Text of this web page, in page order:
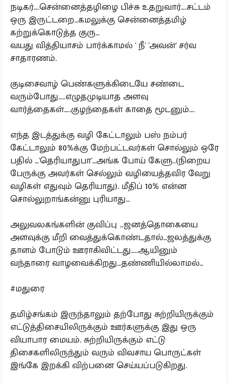
நடிகர்….சென்னைத்தழிழை பிச்சு உதறுவார்….சட்டம்
ஒரு இருட்டறை…கமலுக்கு சென்னைத்தமிழ்
கற்றுக்கொடுத்த குரு…
வயது வித்தியாசம் பார்க்காமல் ' நீ' 'அவன்' சர்வ
சாதாரணம்.
குடிசைவாழ் பெண்களுக்கிடையே சண்டை
வரும்போது…..எழுதமுடியாத அளவு
வார்த்தைகள்…..குழந்தைகள் காதை மூடனும்….
எந்த இடத்துக்கு வழி கேட்டாலும் பஸ் நம்பர்
கேட்டாலும் 80%க்கு மேற்பட்டவர்கள் சொல்லும் ஒரே
பதில் …'தெரியாதுபா'…அங்க போய் கேளு..(நிறைய
பேருக்கு அவர்கள் செல்லும் வழியைத்தவிர வேறு
வழிகள் எதுவும் தெரியாது). மீதிப் 10% என்ன
சொல்லுறாங்கன்னு புரியாது…
அலுவலகங்களின் குவிப்பு …ஜனத்தொகையை
அளவுக்கு மீறி வைத்துக்கொண்டதால்…ஜலத்துக்கு
தாளம் போடும் ஊராகிவிட்டது…..ஆயினும்
வந்தாரை வாழவைக்கிறது…தண்ணியில்லாமல்…
#மதுரை
தமிழ்சங்கம் இருந்தாலும் தற்போது சுற்றியிருக்கும்
எட்டுத்திசையிலிருக்கும் ஊர்களுக்கு இது ஒரு
வியாபார மையம். சுற்றியிருக்கும் எட்டு
திசைகளிலிருந்தும் வரும் விவசாய பொருட்கள்
இங்கே இறக்கி விற்பனை செய்யப்படுகிறது.